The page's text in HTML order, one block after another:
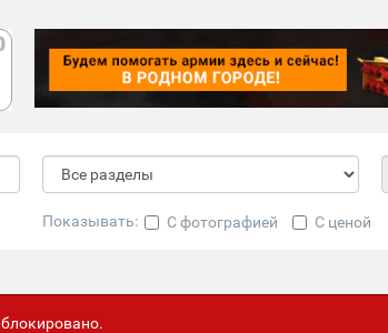
Показывать: С фотографией С ценой